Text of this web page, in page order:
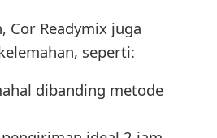
Cor Readymix juga
seperti:
dibanding metode